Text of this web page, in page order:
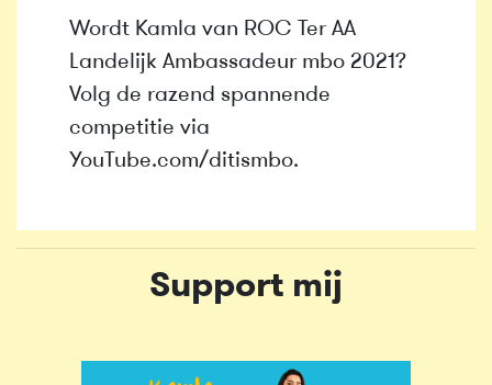
Wordt Kamla van ROC Ter AA
Landelijk Ambassadeur mbo 2021?
Volg de razend spannende
competitie via
YouTube.com/ditismbo.
Support mij